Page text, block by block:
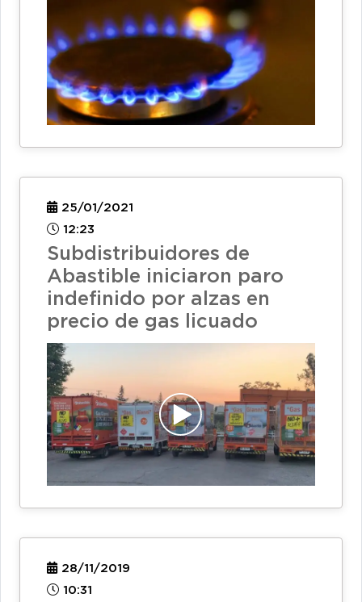
25/01/2021
12:23
Subdistribuidores de
Abastible iniciaron paro
indefinido por alzas en
precio de gas licuado
28/11/2019
10:31